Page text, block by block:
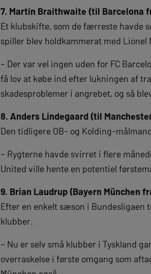
7. Martin Braithwaite (til Barcelona
Et klubskifte, som de færreste havde
spiller blev holdkammerat med
– Der var vel ingen uden for FC
få lov at købe ind efter lukningen af
skadesproblemer i angrebet, og så
8. Anders Lindegaard (til
Den tidligere OB- og Kolding-
– Rygterne havde svirret i flere
United ville hente en potentiel
9. Brian Laudrup (Bayern München
Efter en enkelt sæson i Bundesligaen
klubber.
– Nu er selv små klubber i Tyskland
overraskelse i første omgang som